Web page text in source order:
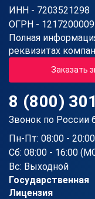
ИНН - 7203521298
ОГРН -
Полная
реквизитах
Заказать
8 (800)
Звонок по России
Пн-Пт: 08:00 -
Сб: 08:00 - 16:00
Вс: Выходной
Государственная
Лицензия